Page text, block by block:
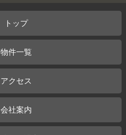
トップ
物件一覧
アクセス
会社案内